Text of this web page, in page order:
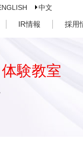
中文
IR情報 採用
験教室